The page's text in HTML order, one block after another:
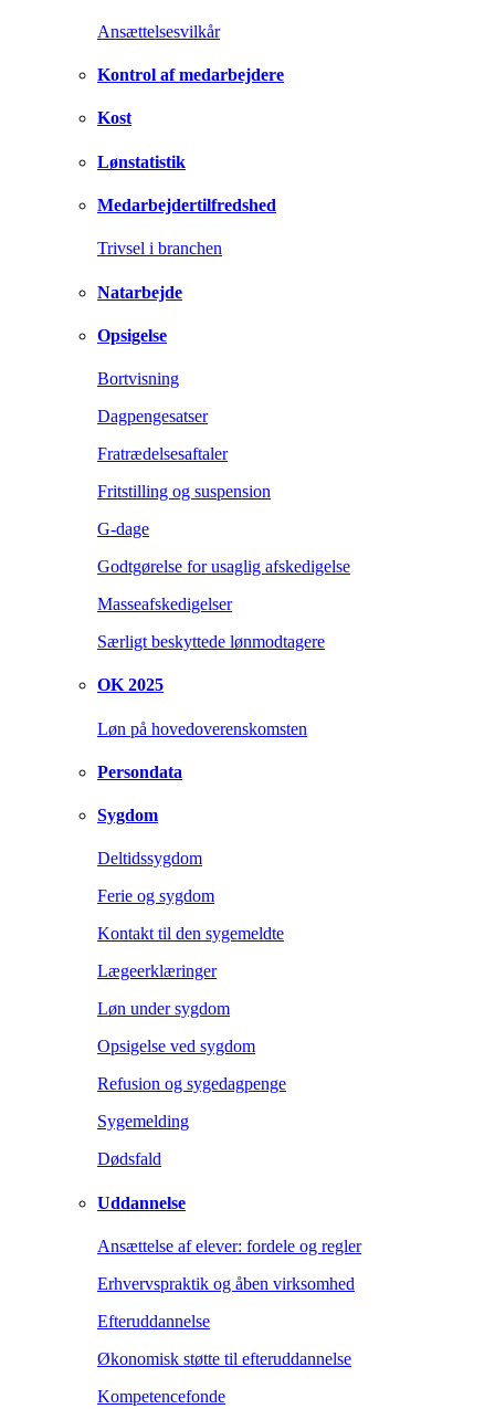
Ansættelsesvilkår
Kontrol af medarbejdere
Kost
Lønstatistik
Medarbejdertilfredshed
Trivsel i branchen
Natarbejde
Opsigelse
Bortvisning
Dagpengesatser
Fratrædelsesaftaler
Fritstilling og suspension
G-dage
Godtgørelse for usaglig afskedigelse
Masseafskedigelser
Særligt beskyttede lønmodtagere
OK 2025
Løn på hovedoverenskomsten
Persondata
Sygdom
Deltidssygdom
Ferie og sygdom
Kontakt til den sygemeldte
Lægeerklæringer
Løn under sygdom
Opsigelse ved sygdom
Refusion og sygedagpenge
Sygemelding
Dødsfald
Uddannelse
Ansættelse af elever: fordele og regler
Erhvervspraktik og åben virksomhed
Efteruddannelse
Økonomisk støtte til efteruddannelse
Kompetencefonde